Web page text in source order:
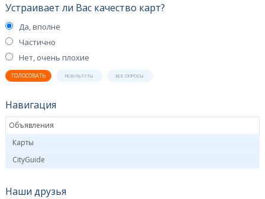
Устраивает ли Вас качество карт?
Да, вполне
Частично
Нет, очень плохие
ГОЛОСОВАТЬ РЕЗУЛЬТАТЫ ВСЕ ОПРОСЫ
Навигация
Объявления
Карты
CityGuide
Наши друзья